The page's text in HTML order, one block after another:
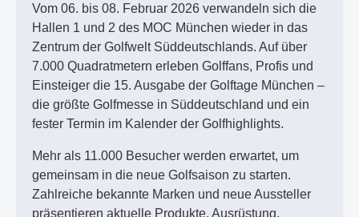
Vom 06. bis 08. Februar 2026 verwandeln sich die
Hallen 1 und 2 des MOC München wieder in das
Zentrum der Golfwelt Süddeutschlands. Auf über
7.000 Quadratmetern erleben Golffans, Profis und
Einsteiger die 15. Ausgabe der Golftage München –
die größte Golfmesse in Süddeutschland und ein
fester Termin im Kalender der Golfhighlights.
Mehr als 11.000 Besucher werden erwartet, um
gemeinsam in die neue Golfsaison zu starten.
Zahlreiche bekannte Marken und neue Aussteller
präsentieren aktuelle Produkte, Ausrüstung,